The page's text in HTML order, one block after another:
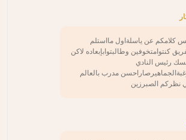
كلامكم عن ياسلةاول مااستلم
كنتوامتخوفين وطالبتوابإبعاده لاكن
رئيس النادي
مدرب بالعالم
نظركم الصبرزين